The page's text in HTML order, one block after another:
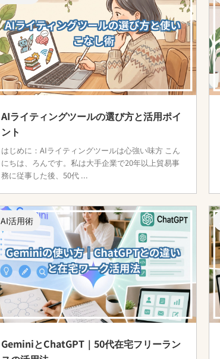
AIライティングツールの選び方と活用ポイ
ント
はじめに：AIライティングツールは心強い味方 こん
にちは、ろんです。私は大手企業で20年以上貿易事
務に従事した後、50代 ...
AI活用術
GeminiとChatGPT｜50代在宅フリーラン